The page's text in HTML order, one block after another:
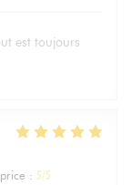
est toujours
: 5/5